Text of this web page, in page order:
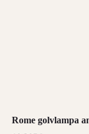
Rome golvlampa